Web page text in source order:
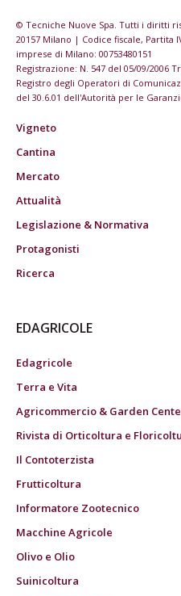
© Tecniche Nuove Spa. Tutti i diritti
20157 Milano | Codice fiscale, Partita
imprese di Milano: 00753480151
Registrazione: N. 547 del 05/09/2006
Registro degli Operatori di
del 30.6.01 dell'Autorità per le
Vigneto
Cantina
Mercato
Attualità
Legislazione & Normativa
Protagonisti
Ricerca
EDAGRICOLE
Edagricole
Terra e Vita
Agricommercio & Garden
Rivista di Orticoltura e
Il Contoterzista
Frutticoltura
Informatore Zootecnico
Macchine Agricole
Olivo e Olio
Suinicoltura